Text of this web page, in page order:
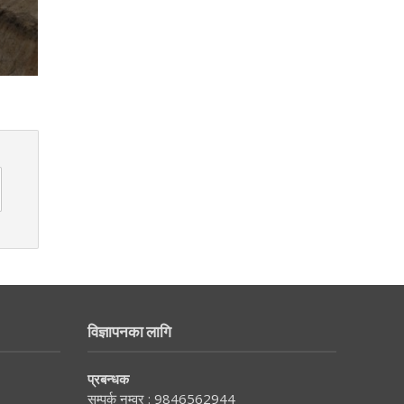
विज्ञापनका लागि
प्रबन्धक
सम्पर्क नम्वर : 9846562944